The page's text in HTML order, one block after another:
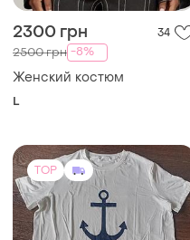
2300 грн 34
2500 грн -8%
Женский костюм
L
TOP